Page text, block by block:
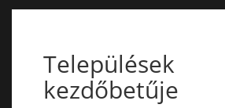
Települések
kezdőbetűje